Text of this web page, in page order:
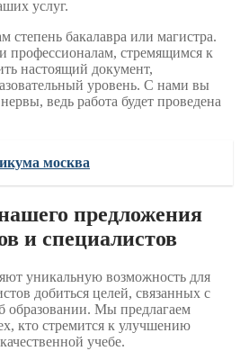
услуг.
степень бакалавра или магистра.
профессионалам, стремящимся к
настоящий документ,
уровень. С нами вы
ведь работа будет проведена
москва
предложения
и специалистов
уникальную возможность для
добиться целей, связанных с
образовании. Мы предлагаем
кто стремится к улучшению
учебе.